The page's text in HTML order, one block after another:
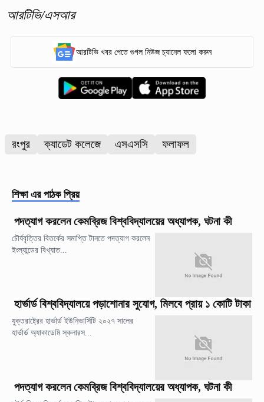
আরটিভি/এসআর
আরটিভি খবর পেতে গুগল নিউজ চ্যানেল ফলো করুন
রংপুর ক্যাডেট কলেজে এসএসসি ফলাফল
শিক্ষা এর পাঠক প্রিয়
পদত্যাগ করলেন কেমব্রিজ বিশ্ববিদ্যালয়ের অধ্যাপক, ঘটনা কী
চৌর্যবৃত্তির বিতর্কের সমাপ্তি টানতে পদত্যাগ করলেন
ইংল্যান্ডের বিখ্যাত...
হার্ভার্ড বিশ্ববিদ্যালয়ে পড়াশোনার সুযোগ, মিলবে প্রায় ১ কোটি টাকা
যুক্তরাষ্ট্রের হার্ভার্ড ইউনিভার্সিটি ২০২৭ সালের
হার্ভার্ড অ্যাকাডেমি স্কলারস...
পদত্যাগ করলেন কেমব্রিজ বিশ্ববিদ্যালয়ের অধ্যাপক, ঘটনা কী